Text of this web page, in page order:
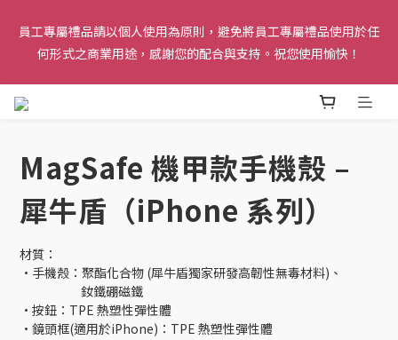
限台積電在職員工購買。離職員工及留職停薪人員均不具購買資
格，未符合資格之訂單將由系統自動取消。
員工專屬禮品請以個人使用為原則，避免將員工專屬禮品使用於任
何形式之商業用途，感謝您的配合與支持。祝您使用愉快！
溫馨提醒：若員工專屬禮品之使用行為（例如用於特定的轉售或營
請務必使用私人 Email 註冊，確保能順利收到驗證信。本網站僅
限台積電在職員工購買。離職員工及留職停薪人員均不具購買資
MagSafe 機甲款手機殼 –
犀牛盾（iPhone 系列）
材質：
•手機殼：聚酯化合物 (犀牛盾獨家研發高韌性無毒材料)、
                       釹鐵硼磁鐵
•按鈕：TPE 熱塑性彈性體
•鏡頭框(適用於iPhone)：TPE 熱塑性彈性體